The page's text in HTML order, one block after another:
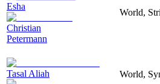
Esha
Christian
Petermann
World,
Tasal Aliah World,